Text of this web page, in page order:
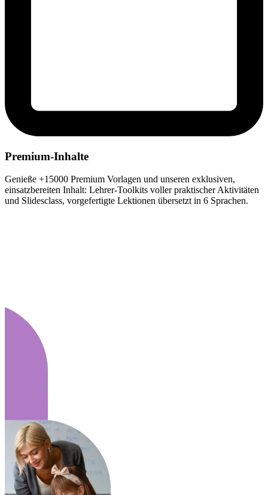
Premium-Inhalte
Genieße +15000 Premium Vorlagen und unseren exklusiven,
einsatzbereiten Inhalt: Lehrer-Toolkits voller praktischer Aktivitäten
und Slidesclass, vorgefertigte Lektionen übersetzt in 6 Sprachen.